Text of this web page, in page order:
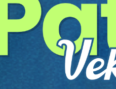
Dikkat Etmesi Gereken
Dikkat Edilecek Hususlar
Hiç Yapmamasının Sonuçları
Sonuçları
Kusurunun Tayini ve Tespiti